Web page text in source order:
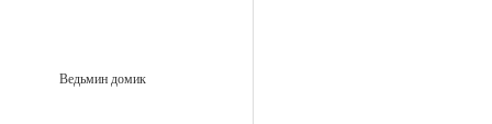
Ведьмин домик